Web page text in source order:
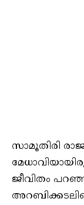
സാമൂതിരി
ജീവിതം